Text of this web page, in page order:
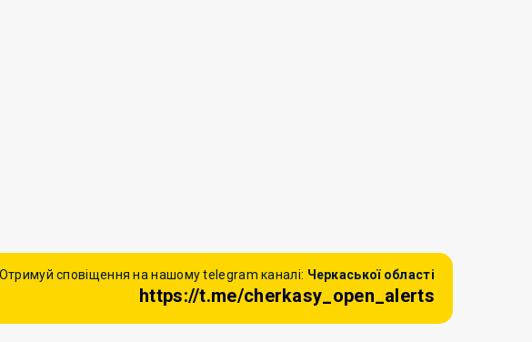
Отримуй сповіщення на нашому telegram каналі: Черкаської області
https://t.me/cherkasy_open_alerts